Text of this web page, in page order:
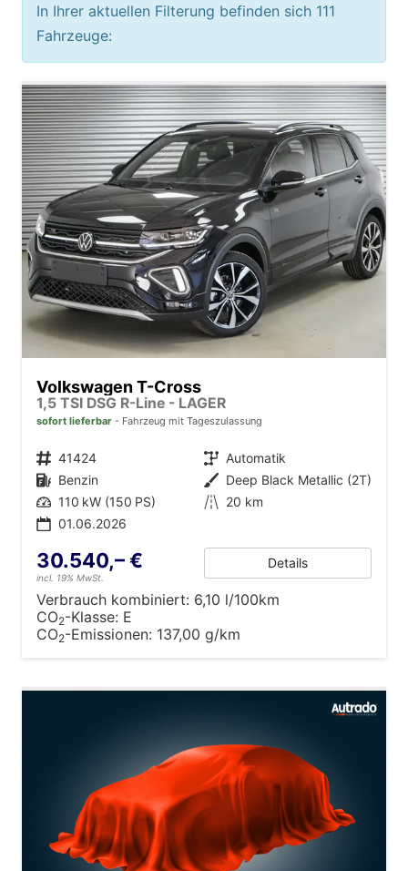
In Ihrer aktuellen Filterung befinden sich 111
Fahrzeuge:
Volkswagen T-Cross
1,5 TSI DSG R-Line - LAGER
sofort lieferbar Fahrzeug mit Tageszulassung
Fahrzeugnr. 41424 Getriebe Automatik
Kraftstoff Benzin Außenfarbe Deep Black Metallic (2T)
Leistung 110 kW (150 PS) Kilometerstand 20 km
01.06.2026
30.540,– €
incl. 19% MwSt.
Details
Verbrauch kombiniert: 6,10 l/100km
CO2-Klasse: E
CO2-Emissionen: 137,00 g/km